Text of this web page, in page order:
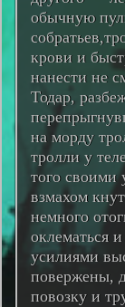
обычную
крови и
нанести не
Тодар,
на морду
тролли у
того своими
взмахом
немного
оклематься
усилиями
повержены,
повозку и